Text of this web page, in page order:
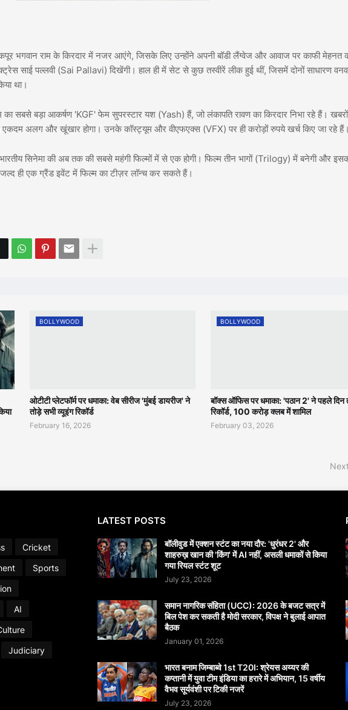
भगवान राम के किरदार में नजर आएंगे, जिसके लिए उन्होंने अपनी बॉडी लैंग्वेज और आवाज पर काफी मेहनत
साई पल्लवी (Sai Pallavi) दिखेंगी। हाल ही में सेट से कुछ तस्वीरें लीक हुई थीं, जिसमें दोनों साधारण
था।
का सबसे बड़ा आकर्षण 'KGF' फेम सुपरस्टार यश (Yash) हैं, जो लंकापति रावण का किरदार निभा रहे हैं।
अलग और खूंखार होगा। उनके कॉस्ट्यूम और वीएफएक्स (VFX) पर ही करोड़ों रुपये खर्च किए जा रहे हैं।
सिनेमा की अब तक की सबसे महंगी फिल्मों में से एक होगी। फिल्म तीन भागों (Trilogy) में बनेगी और
ही एक ग्रैंड इवेंट में फिल्म का टीज़र लॉन्च कर सकते हैं।
BOLLYWOOD
ओटीटी प्लेटफॉर्म पर धमाका: वेब सीरीज 'मुंबई डायरीज' ने
तोड़े सभी व्यूइंग रिकॉर्ड
February 16, 2026
BOLLYWOOD
बॉक्स ऑफिस पर धमाका: 'पठान 2' ने पहले दिन
रिकॉर्ड, 100 करोड़ क्लब में शामिल
February 03, 2026
Cricket
Sports
AI
Judiciary
LATEST POSTS
बॉलीवुड में एक्शन स्टंट का नया दौर: 'धुरंधर 2' और
शाहरुख़ खान की 'किंग' में AI नहीं, असली धमाकों से किया
गया रियल स्टंट शूट
July 23, 2026
समान नागरिक संहिता (UCC): 2026 के बजट सत्र में
बिल पेश कर सकती है मोदी सरकार, विपक्ष ने बुलाई आपात
बैठक
January 01, 2026
भारत बनाम जिम्बाब्वे 1st T20I: श्रेयस अय्यर की
कप्तानी में युवा टीम इंडिया का हरारे में अभियान, 15 वर्षीय
वैभव सूर्यवंशी पर टिकी नजरें
July 23, 2026